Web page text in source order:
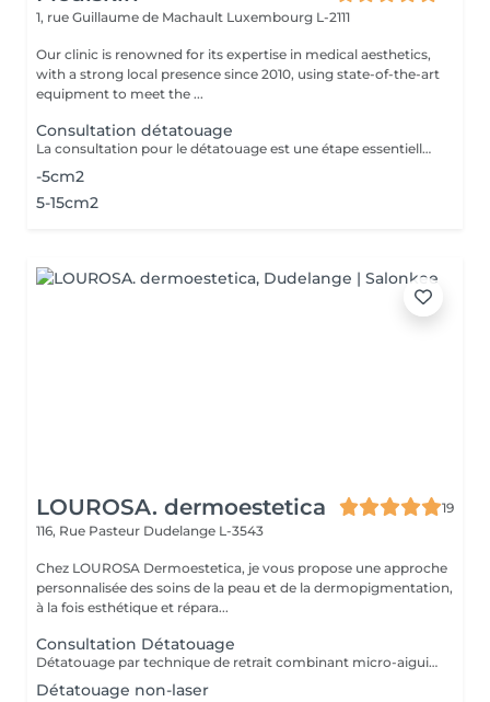
1, rue Guillaume de Machault Luxembourg L-2111
Our clinic is renowned for its expertise in medical aesthetics,
with a strong local presence since 2010, using state-of-the-art
equipment to meet the ...
Consultation détatouage
La consultation pour le détatouage est une étape essentielle avant le traitement. Elle permet d'évaluer la taille, les couleurs et la profondeur du tatouage, ainsi que le type de peau du patient. Le professionnel explique le déroulement du traitement, le nombre de séances nécessaires et les éventuels effets secondaires. C'est aussi le moment pour poser toutes vos questions et discuter des attentes en termes de résultats
-5cm2
5-15cm2
LOUROSA. dermoestetica
19
116, Rue Pasteur Dudelange L-3543
Chez LOUROSA Dermoestetica, je vous propose une approche
personnalisée des soins de la peau et de la dermopigmentation,
à la fois esthétique et répara...
Consultation Détatouage
Détatouage par technique de retrait combinant micro-aiguilletage et solution spécifique, adaptée aux pigments difficiles à traiter au laser . La consultation est requise.
Détatouage non-laser